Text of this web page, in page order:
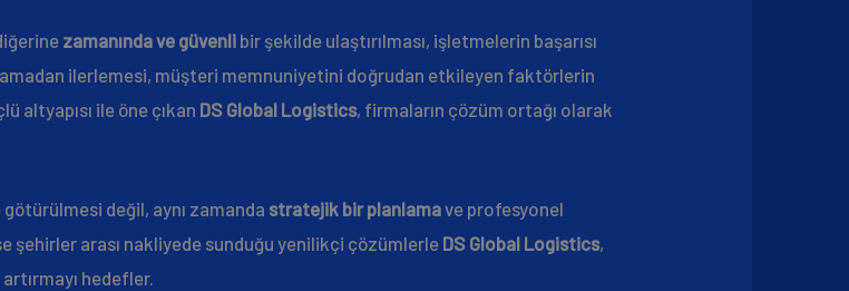
zamanında ve güvenli bir şekilde ulaştırılması, işletmelerin başarısı
ilerlemesi, müşteri memnuniyetini doğrudan etkileyen faktörlerin
altyapısı ile öne çıkan DS Global Logistics, firmaların çözüm ortağı olarak
değil, aynı zamanda stratejik bir planlamave profesyonel
arası nakliyede sunduğu yenilikçi çözümlerle DS Global Logistics,
hedefler.